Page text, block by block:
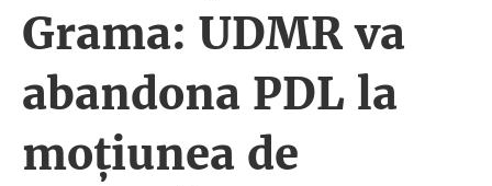
Grama: UDMR va
abandona PDL la
moţiunea de